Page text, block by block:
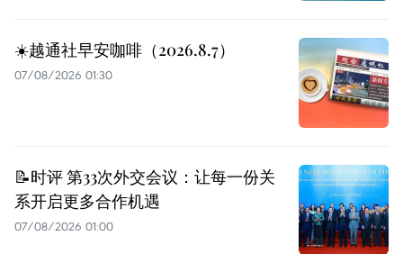
☀️越通社早安咖啡（2026.8.7）
07/08/2026 01:30
📝时评 第33次外交会议：让每一份关
系开启更多合作机遇
07/08/2026 01:00